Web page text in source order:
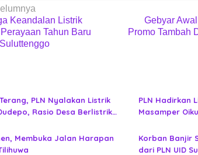
Keandalan Listrik
Tahun Baru
Gebyar
Promo Tambah
PLN Nyalakan Listrik
Rasio Desa Berlistrik
PLN Hadirkan
Masamper
Membuka Jalan Harapan
Korban Banjir
dari PLN UID